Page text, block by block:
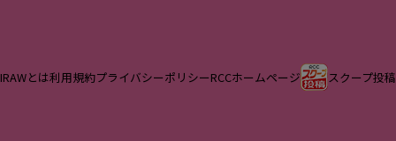
IRAWとは利用規約プライバシーポリシーRCCホームページ スクープ投稿